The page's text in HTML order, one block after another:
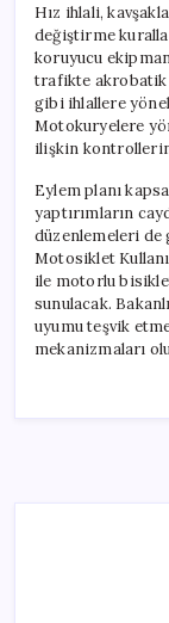
Hız ihlali,
değiştirme
koruyucu
trafikte akrobatik
gibi ihlallere
Motokuryelere
ilişkin kontrollerin
Eylem planı
yaptırımların
düzenlemeleri de
Motosiklet
ile motorlu
sunulacak.
uyumu teşvik
mekanizmaları